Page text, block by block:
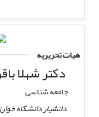
هیات تحریریه
دکتر شهلا
جامعه شناسی
دانشیار دانشگاه